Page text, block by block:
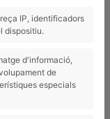
radiant
AQUEST
IP, identificadors
dispositiu.
d'informació,
de
especials